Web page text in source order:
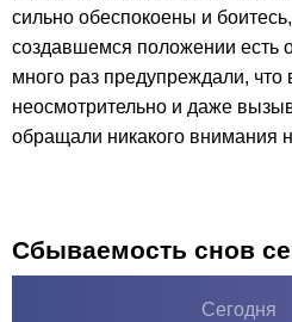
сильно обеспокоены и
создавшемся положении есть
много раз предупреждали, что
неосмотрительно и даже
обращали никакого внимания
Сбываемость снов
Сегодня